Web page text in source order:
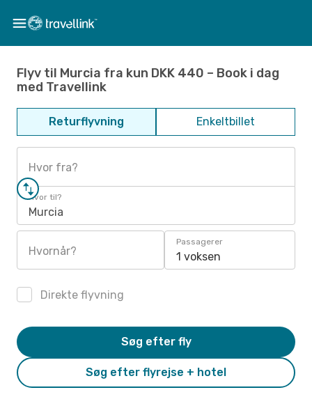
Flyv til Murcia fra kun DKK 440 – Book i dag
med Travellink
Returflyvning Enkeltbillet
Hvor fra?
Hvor til?
Murcia
Hvornår?
Passagerer
1 voksen
Direkte flyvning
Søg efter flyrejse + hotel
Søg efter fly